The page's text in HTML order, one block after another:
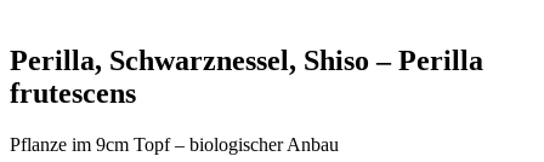
Perilla, Schwarznessel, Shiso – Perilla
frutescens
Pflanze im 9cm Topf – biologischer Anbau